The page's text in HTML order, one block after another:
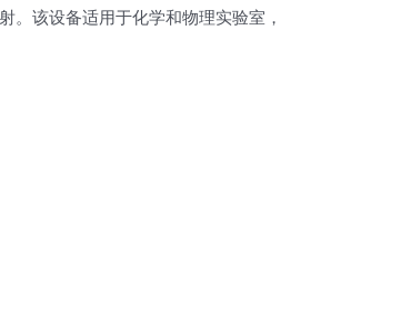
。该设备适用于化学和物理实验室，